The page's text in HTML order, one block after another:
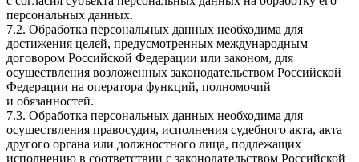
персональных данных.
7.2. Обработка персональных данных необходима для
достижения целей, предусмотренных международным
договором Российской Федерации или законом, для
осуществления возложенных законодательством Российской
Федерации на оператора функций, полномочий
и обязанностей.
7.3. Обработка персональных данных необходима для
осуществления правосудия, исполнения судебного акта, акта
другого органа или должностного лица, подлежащих
исполнению в соответствии с законодательством Российской